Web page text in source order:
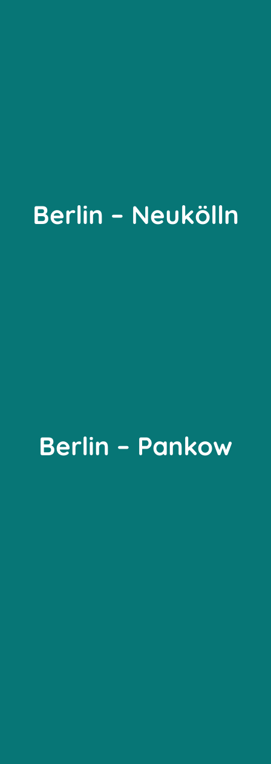
Berlin – Neukölln
Berlin – Pankow